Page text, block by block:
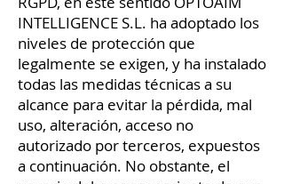
INTELLIGENCE S.L. ha adoptado los
niveles de protección que
legalmente se exigen, y ha instalado
todas las medidas técnicas a su
alcance para evitar la pérdida, mal
uso, alteración, acceso no
autorizado por terceros, expuestos
a continuación. No obstante, el